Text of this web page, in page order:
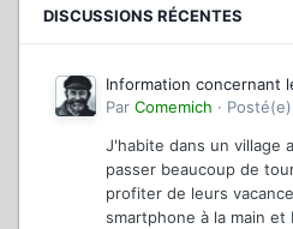
DISCUSSIONS RÉCENTES
Information concernant
Par Comemich · Posté(e)
J'habite dans un village
passer beaucoup de
profiter de leurs
smartphone à la main